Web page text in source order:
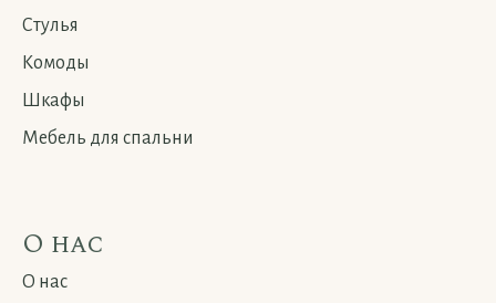
Стулья
Комоды
Шкафы
Мебель для спальни
О нас
О нас